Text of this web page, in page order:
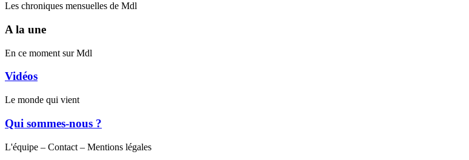
Les chroniques mensuelles de Mdl
A la une
En ce moment sur Mdl
Vidéos
Le monde qui vient
Qui sommes-nous ?
L'équipe – Contact – Mentions légales